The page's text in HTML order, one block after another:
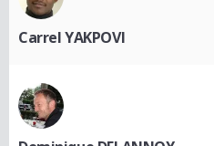
Carrel YAKPOVI